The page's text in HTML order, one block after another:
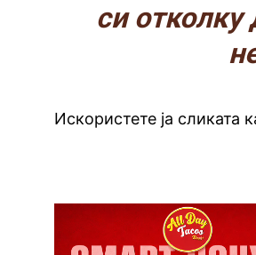
си отколку
Искористете ја сликата